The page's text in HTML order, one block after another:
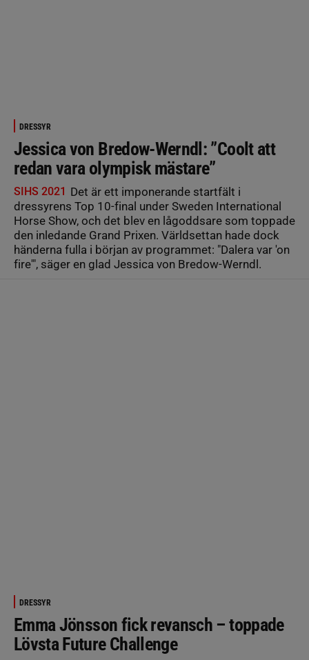
DRESSYR
Jessica von Bredow-Werndl: ”Coolt att
redan vara olympisk mästare”
SIHS 2021 Det är ett imponerande startfält i
dressyrens Top 10-final under Sweden International
Horse Show, och det blev en lågoddsare som toppade
den inledande Grand Prixen. Världsettan hade dock
händerna fulla i början av programmet: "Dalera var 'on
fire'", säger en glad Jessica von Bredow-Werndl.
DRESSYR
Emma Jönsson fick revansch – toppade
Lövsta Future Challenge